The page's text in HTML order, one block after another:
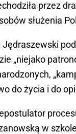
przez
służenia
Jędraszewski
„niejako
do życia i do
w